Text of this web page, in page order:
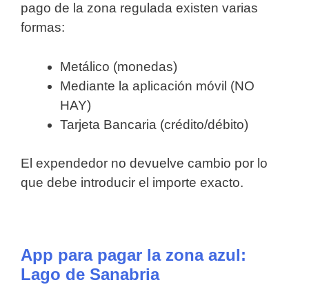
pago de la zona regulada existen varias
formas:
Metálico (monedas)
Mediante la aplicación móvil (NO
HAY)
Tarjeta Bancaria (crédito/débito)
El expendedor no devuelve cambio por lo
que debe introducir el importe exacto.
App para pagar la zona azul:
Lago de Sanabria